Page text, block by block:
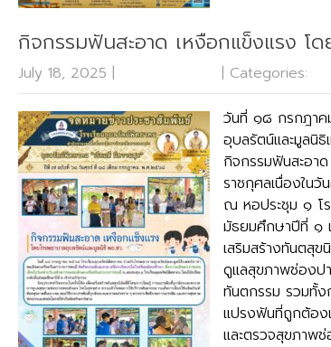
กิจกรรมฟันสะอาด เหงือกแข็งแรง โ
July 18, 2025 | | Categories:
วันที่ ๑๘ กรกฎาค
อุบลรัตน์และมูลนิ
กิจกรรมฟันสะอา
ราชกุศลเนื่องในวั
ณ หอประชุม ๑ โ
มัธยมศึกษาปีที่ ๑
เสริมสร้างทันตสุ
ดูแลสุขภาพช่องป
ทันตกรรม รวมทั้ง
แปรงฟันที่ถูกต้อง
และตรวจสุขภาพ